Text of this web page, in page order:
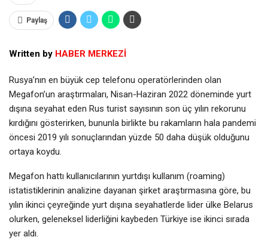
Paylaş
Written by HABER MERKEZİ
Rusya’nın en büyük cep telefonu operatörlerinden olan
Megafon’un araştırmaları, Nisan-Haziran 2022 döneminde yurt
dışına seyahat eden Rus turist sayısının son üç yılın rekorunu
kırdığını gösterirken, bununla birlikte bu rakamların hala pandemi
öncesi 2019 yılı sonuçlarından yüzde 50 daha düşük olduğunu
ortaya koydu.
Megafon hattı kullanıcılarının yurtdışı kullanım (roaming)
istatistiklerinin analizine dayanan şirket araştırmasına göre, bu
yılın ikinci çeyreğinde yurt dışına seyahatlerde lider ülke Belarus
olurken, geleneksel liderliğini kaybeden Türkiye ise ikinci sırada
yer aldı.